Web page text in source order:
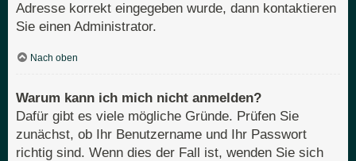
Adresse korrekt eingegeben wurde, dann kontaktieren
Sie einen Administrator.
Nach oben
Warum kann ich mich nicht anmelden?
Dafür gibt es viele mögliche Gründe. Prüfen Sie
zunächst, ob Ihr Benutzername und Ihr Passwort
richtig sind. Wenn dies der Fall ist, wenden Sie sich